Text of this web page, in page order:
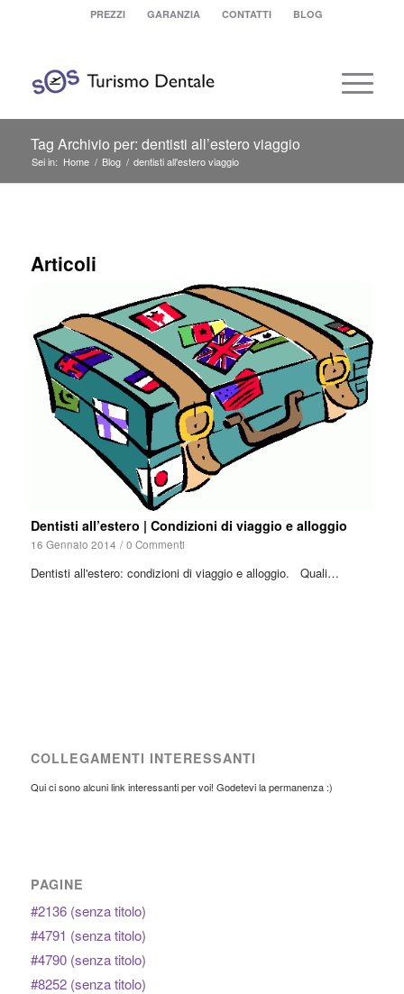
PREZZI GARANZIA CONTATTI BLOG
Tag Archivio per: dentisti all’estero viaggio
Sei in: Home / Blog / dentisti all'estero viaggio
Articoli
Dentisti all’estero | Condizioni di viaggio e alloggio
16 Gennaio 2014 / 0 Commenti
Dentisti all'estero: condizioni di viaggio e alloggio. Quali…
COLLEGAMENTI INTERESSANTI
Qui ci sono alcuni link interessanti per voi! Godetevi la permanenza :)
PAGINE
#2136 (senza titolo)
#4791 (senza titolo)
#4790 (senza titolo)
#8252 (senza titolo)